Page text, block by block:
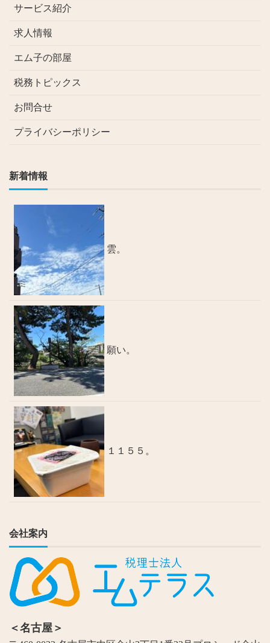
サービス紹介
求人情報
エム子の部屋
税務トピックス
お問合せ
プライバシーポリシー
新着情報
雲。
願い。
１１５５。
会社案内
＜名古屋＞